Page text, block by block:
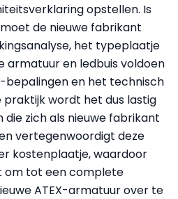
opstellen. Is
de nieuwe fabrikant
het typeplaatje
armatuur en ledbuis voldoen
bepalingen en het technisch
praktijk wordt het dus lastig
zich als nieuwe fabrikant
vertegenwoordigt deze
kostenplaatje, waardoor
om tot een complete
ATEX-armatuur over te